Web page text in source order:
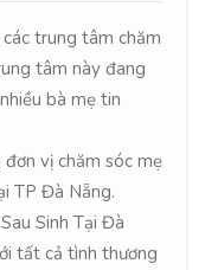
trung tâm chăm
tâm này đang
bà mẹ tin
vị chăm sóc mẹ
TP Đà Nẵng.
Sinh Tại Đà
tất cả tình thương